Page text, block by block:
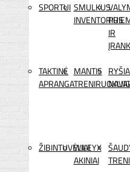
SPORTUI SMULKUS
INVENTORIUS
IR
TAKTINĖ
APRANGA
MANTIS
TRENIRUOKLIAI
ŽIBINTUVĖLIAI
WILEYX
AKINIAI